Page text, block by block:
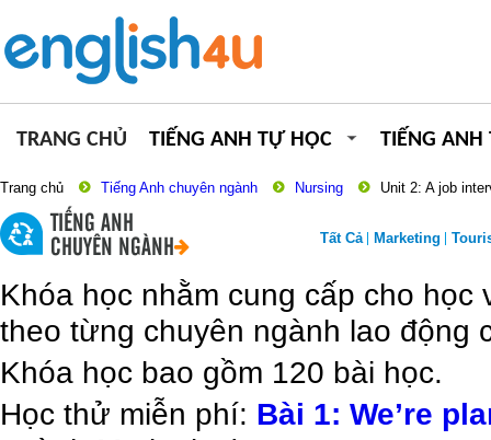
TRANG CHỦ TIẾNG ANH TỰ HỌC TIẾNG ANH
Trang chủ Tiếng Anh chuyên ngành Nursing Unit 2: A job
TIẾNG ANH
CHUYÊN NGÀNH
Tất Cả Marketing
Khóa học nhằm cung cấp cho
theo từng chuyên ngành lao động
Khóa học bao gồm 120 bài học.
Học thử miễn phí: Bài 1: We’re